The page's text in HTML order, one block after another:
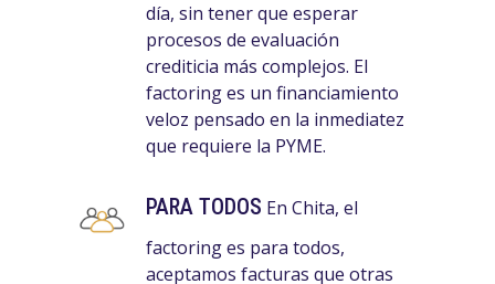
día, sin tener que esperar
procesos de evaluación
crediticia más complejos. El
factoring es un financiamiento
veloz pensado en la inmediatez
que requiere la PYME.
PARA TODOS En Chita, el
factoring es para todos,
aceptamos facturas que otras